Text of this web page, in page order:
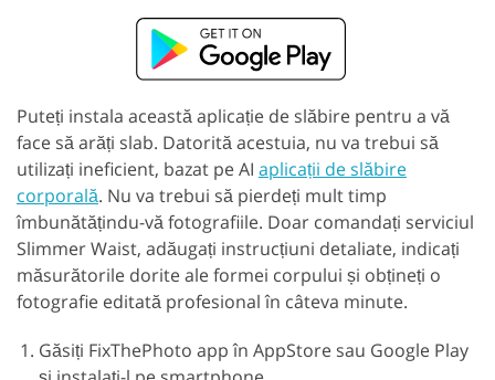
Puteți instala această aplicație de slăbire pentru a vă
face să arăți slab. Datorită acestuia, nu va trebui să
utilizați ineficient, bazat pe AI aplicații de slăbire
corporală. Nu va trebui să pierdeți mult timp
îmbunătățindu-vă fotografiile. Doar comandați serviciul
Slimmer Waist, adăugați instrucțiuni detaliate, indicați
măsurătorile dorite ale formei corpului și obțineți o
fotografie editată profesional în câteva minute.
Găsiți FixThePhoto app în AppStore sau Google Play